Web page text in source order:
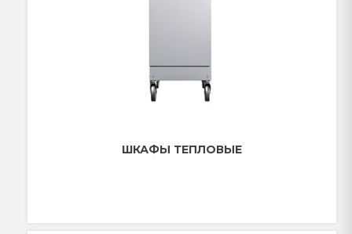
ШКАФЫ ТЕПЛОВЫЕ